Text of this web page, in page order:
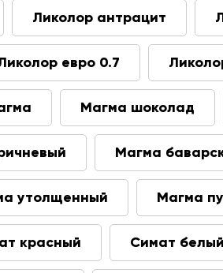
Ликолор антрацит
евро 0.7
Магма шоколад
Магма
утолщенный Магма
красный Симат белый